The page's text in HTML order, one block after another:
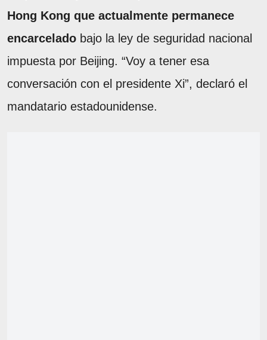
Hong Kong que actualmente permanece
encarcelado bajo la ley de seguridad nacional
impuesta por Beijing. “Voy a tener esa
conversación con el presidente Xi”, declaró el
mandatario estadounidense.